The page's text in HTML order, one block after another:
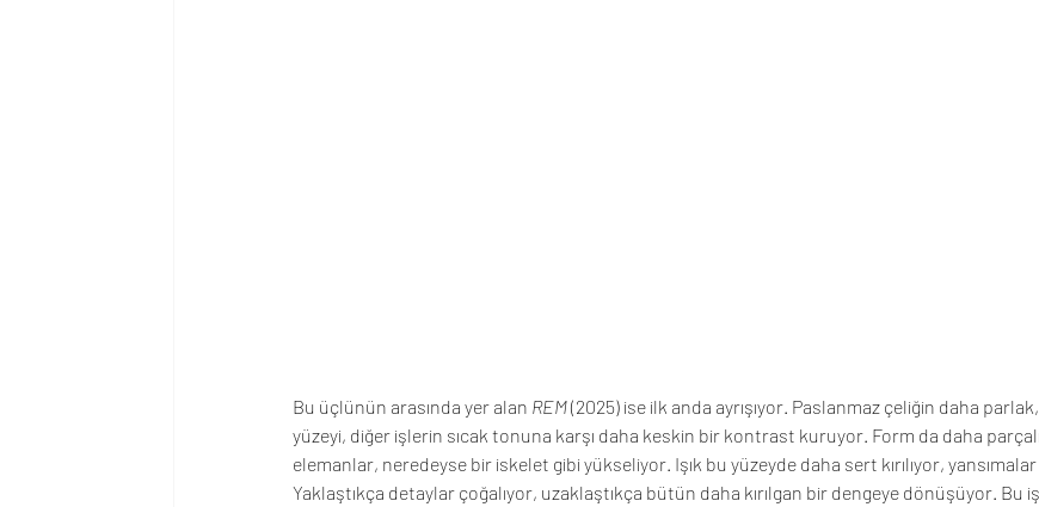
Bu üçlünün arasında yer alan REM (2025) ise ilk anda ayrışıyor. Paslanmaz çeliğin daha
yüzeyi, diğer işlerin sıcak tonuna karşı daha keskin bir kontrast kuruyor. Form da daha
elemanlar, neredeyse bir iskelet gibi yükseliyor. Işık bu yüzeyde daha sert kırılıyor,
Yaklaştıkça detaylar çoğalıyor, uzaklaştıkça bütün daha kırılgan bir dengeye dönüşüyor. Bu